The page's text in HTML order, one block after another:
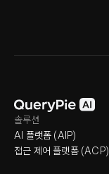
솔루션
AI 플랫폼 (AIP)
접근 제어 플랫폼 (ACP)